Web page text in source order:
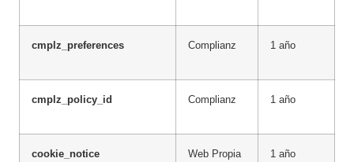
cmplz_preferences Complianz 1 año
cmplz_policy_id Complianz 1 año
cookie_notice Web Propia 1 año